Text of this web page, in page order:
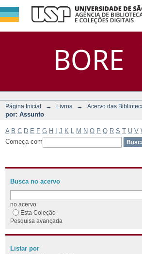
BORE
Filtrar
Assunto
DSpace/Manakin +
Página Inicial → Livros → Acervo das
por: Assunto
A B C D E F G H J K M N O P Q R S T U V
Começa com
Busca no acervo
no acervo
Esta Coleção
Pesquisa avançada
Listar por